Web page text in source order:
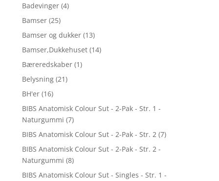
Badevinger (4)
Bamser (25)
Bamser og dukker (13)
Bamser,Dukkehuset (14)
Bæreredskaber (1)
Belysning (21)
BH'er (16)
BIBS Anatomisk Colour Sut - 2-Pak - Str. 1 -
Naturgummi (7)
BIBS Anatomisk Colour Sut - 2-Pak - Str. 2 (7)
BIBS Anatomisk Colour Sut - 2-Pak - Str. 2 -
Naturgummi (8)
BIBS Anatomisk Colour Sut - Singles - Str. 1 -